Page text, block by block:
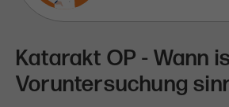
Katarakt OP - Wann
Voruntersuchung
Laufzeit 2 Jahre
Zweck
Dieses Cookie
Besucher der Website.
Anbieter
Laufzeit Sitzungsende
Zweck
Sitzungsbasierter
Cross-Site Identity